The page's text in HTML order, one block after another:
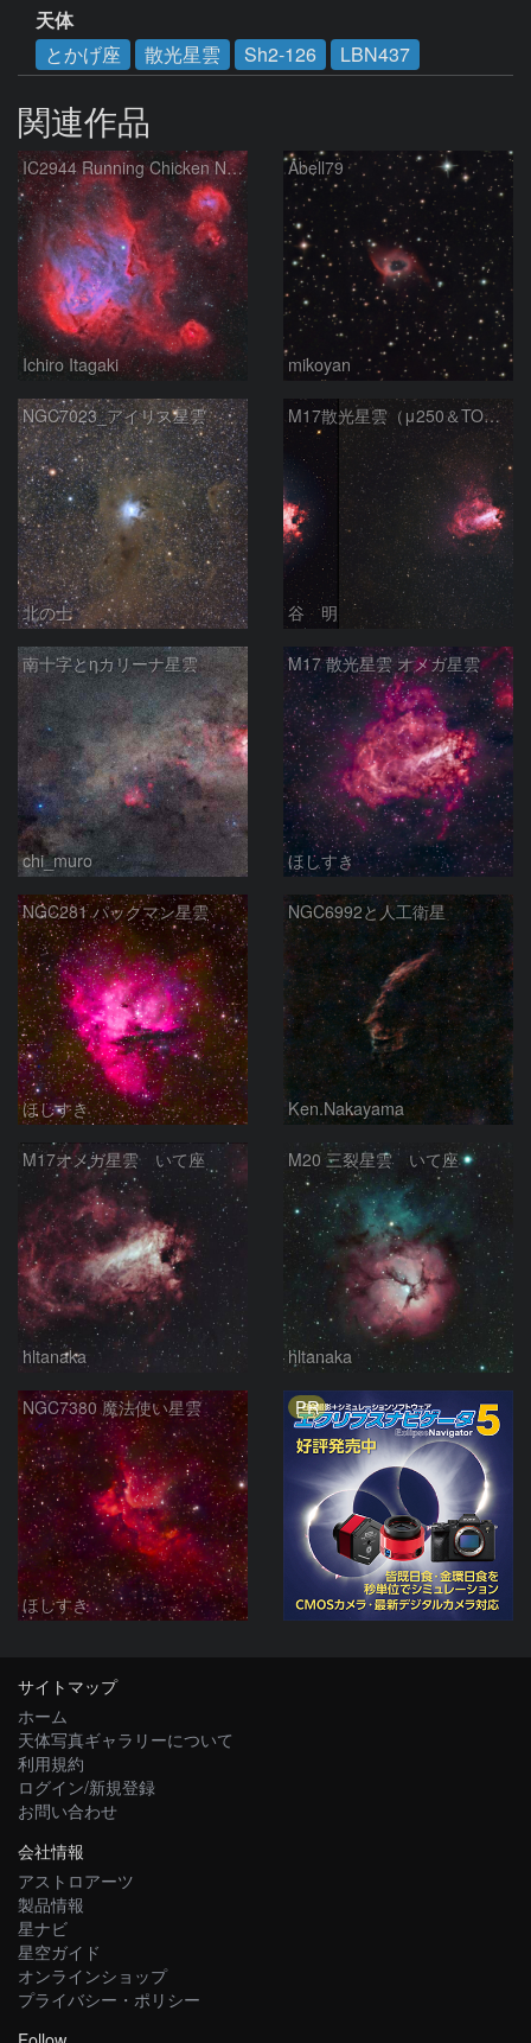
天体
とかげ座
散光星雲 Sh2-126 LBN437
関連作品
IC2944 Running Chicken Nebula
Ichiro Itagaki
Abell79
mikoyan
NGC7023_アイリス星雲
北の士
M17散光星雲（μ250＆TOA130）
谷 明
南十字とηカリーナ星雲
chi_muro
M17 散光星雲 オメガ星雲
ほしすき
NGC281 パックマン星雲
ほしすき
NGC6992と人工衛星
Ken.Nakayama
M17オメガ星雲 いて座
hltanaka
M20 三裂星雲 いて座
hltanaka
NGC7380 魔法使い星雲
ほしすき
PR
サイトマップ
ホーム
天体写真ギャラリーについて
利用規約
ログイン/新規登録
お問い合わせ
会社情報
アストロアーツ
製品情報
星ナビ
星空ガイド
オンラインショップ
プライバシー・ポリシー